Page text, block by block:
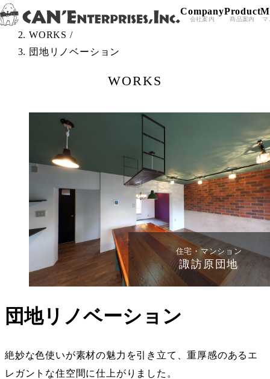
Skip to content
Company
会社案内
Product
商品案内 マ
TOP /
WORKS /
団地リノベーション
WORKS
住宅・マンション
諏訪原団地
団地リノベーション
絶妙な色使いが素材の魅力を引き立て、重厚感のあるエ
レガントな住空間に仕上がりました。